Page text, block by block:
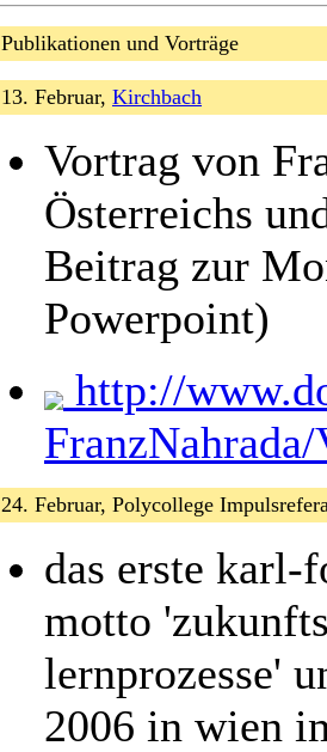
Publikationen und Vorträge
13. Februar, Kirchbach
Vortrag von
Österreichs
Beitrag zur
Powerpoint)
http://
24. Februar, Polycollege
das erste karl-
motto
lernprozesse'
2006 in wien